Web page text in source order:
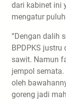
dari kabinet ini
mengatur
“Dengan dalih
BPDPKS
sawit. Namun
jempol
oleh
goreng jadi